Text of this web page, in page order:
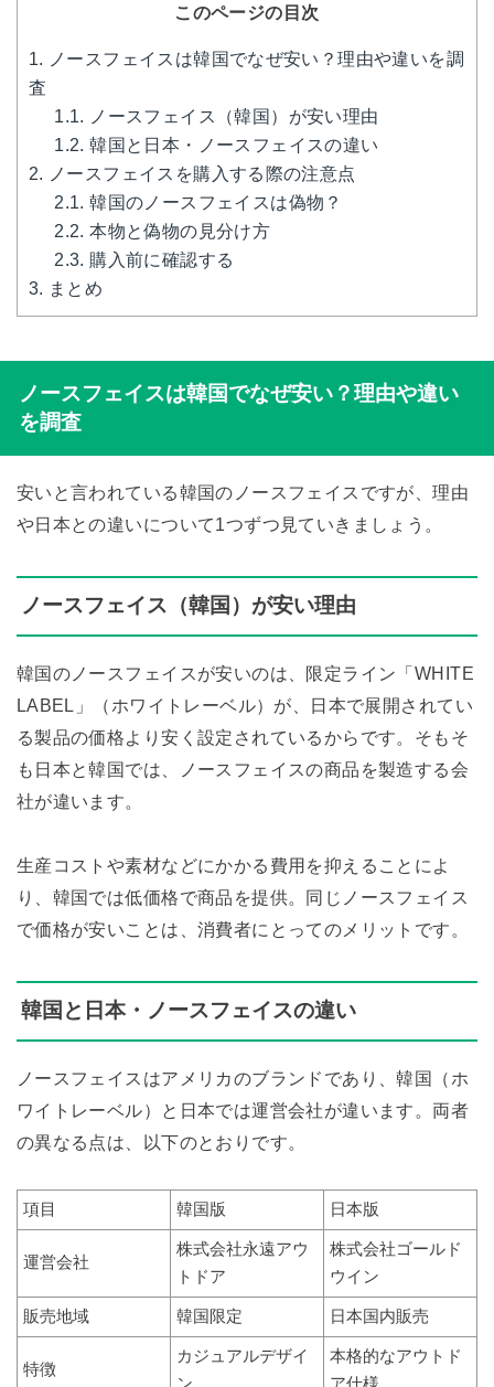
このページの目次
1. ノースフェイスは韓国でなぜ安い？理由や違いを調
査
1.1. ノースフェイス（韓国）が安い理由
1.2. 韓国と日本・ノースフェイスの違い
2. ノースフェイスを購入する際の注意点
2.1. 韓国のノースフェイスは偽物？
2.2. 本物と偽物の見分け方
2.3. 購入前に確認する
3. まとめ
ノースフェイスは韓国でなぜ安い？理由や違い
を調査
安いと言われている韓国のノースフェイスですが、理由
や日本との違いについて1つずつ見ていきましょう。
ノースフェイス（韓国）が安い理由
韓国のノースフェイスが安いのは、限定ライン「WHITE
LABEL」（ホワイトレーベル）が、日本で展開されてい
る製品の価格より安く設定されているからです。そもそ
も日本と韓国では、ノースフェイスの商品を製造する会
社が違います。
生産コストや素材などにかかる費用を抑えることによ
り、韓国では低価格で商品を提供。同じノースフェイス
で価格が安いことは、消費者にとってのメリットです。
韓国と日本・ノースフェイスの違い
ノースフェイスはアメリカのブランドであり、韓国（ホ
ワイトレーベル）と日本では運営会社が違います。両者
の異なる点は、以下のとおりです。
項目 韓国版 日本版
運営会社
株式会社永遠アウ
トドア
株式会社ゴールド
ウイン
販売地域 韓国限定 日本国内販売
特徴
カジュアルデザイ
本格的なアウトド